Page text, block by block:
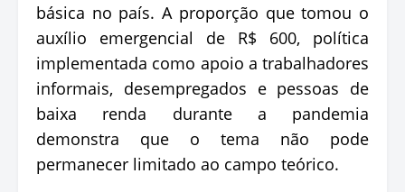
básica no país. A proporção que tomou o
auxílio emergencial de R$ 600, política
implementada como apoio a trabalhadores
informais, desempregados e pessoas de
baixa renda durante a pandemia
demonstra que o tema não pode
permanecer limitado ao campo teórico.